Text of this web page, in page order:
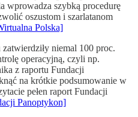
wprowadza szybką procedurę
oszustom i szarlatanom
Polska]
niemal 100 proc.
operacyjną, czyli np.
z raportu Fundacji
na krótkie podsumowanie w
pełen raport Fundacji
Panoptykon]